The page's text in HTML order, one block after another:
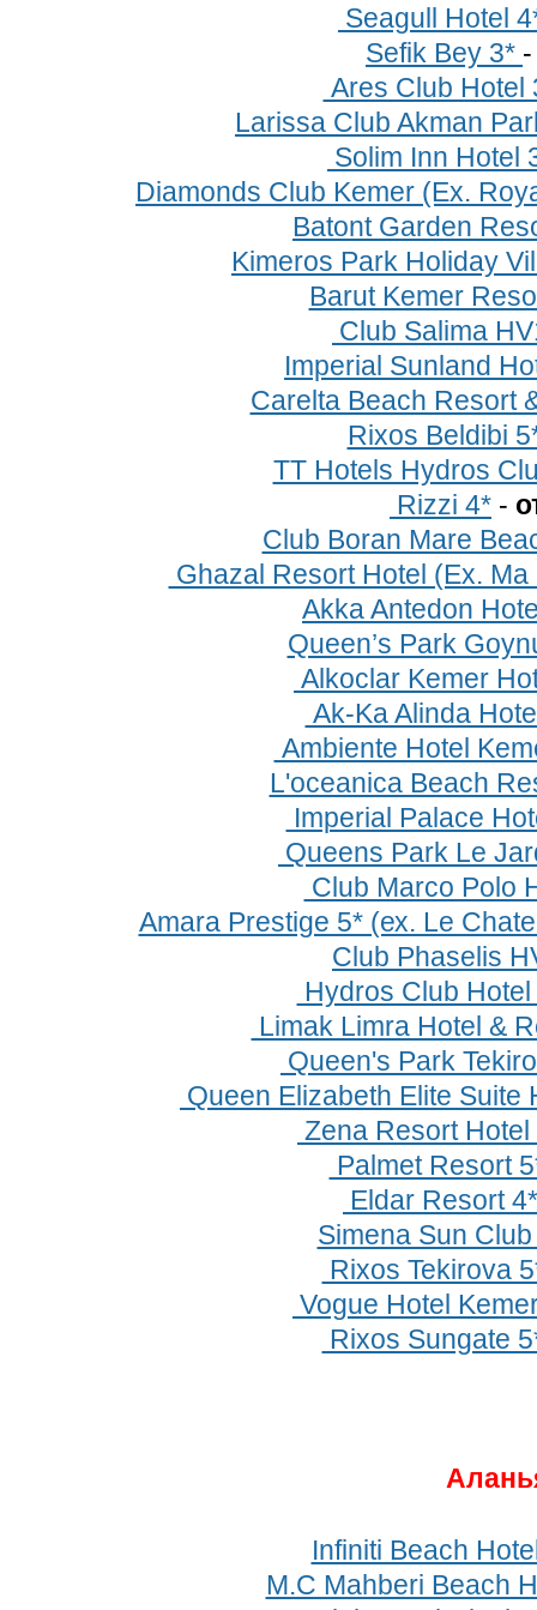
Seagull Hotel
Sefik Bey 3*
Ares Club Hotel
Larissa Club Akman
Solim Inn Hotel
Diamonds Club Kemer (Ex.
Batont Garden
Kimeros Park Holiday
Barut Kemer
Club Salima
Imperial Sunland
Carelta Beach Resort
Rixos Beldibi
TT Hotels Hydros
Rizzi 4* -
Club Boran Mare
Ghazal Resort Hotel (Ex.
Akka Antedon
Queen’s Park
Alkoclar Kemer
Ak-Ka Alinda
Ambiente Hotel
L'oceanica Beach
Imperial Palace
Queens Park Le
Club Marco Polo
Amara Prestige 5* (ех. Le
Club Phaselis
Hydros Club Hotel
Limak Limra Hotel &
Queen's Park
Queen Elizabeth Elite Suite
Zena Resort Hotel
Palmet Resort
Eldar Resort 4*
Simena Sun
Rixos Tekirova
Vogue Hotel
Rixos Sungate
Infiniti Beach
M.C Mahberi Beach